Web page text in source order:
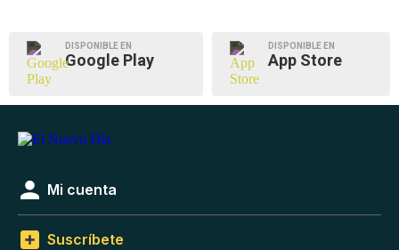
DISPONIBLE EN
Google Play
DISPONIBLE EN
App Store
Mi cuenta
Suscríbete